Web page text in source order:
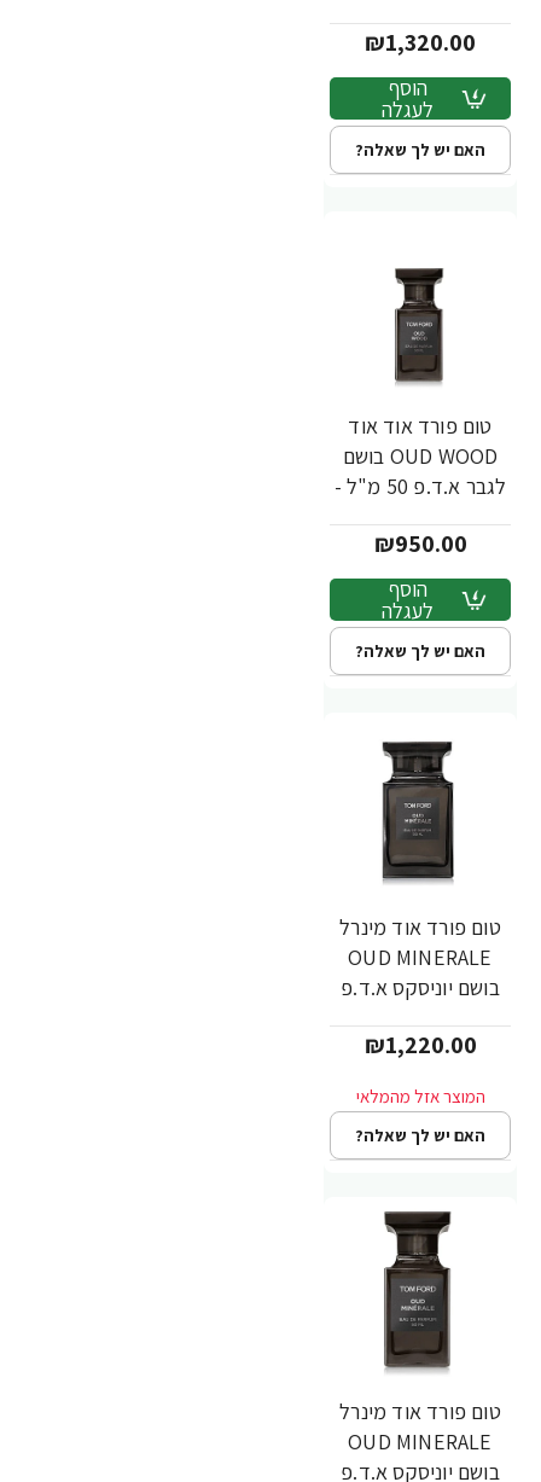
₪1,320.00
הוסף
לעגלה
האם יש לך שאלה?
טום פורד אוד אוד
OUD WOOD בושם
לגבר א.ד.פ 50 מ"ל -
₪950.00
הוסף
לעגלה
האם יש לך שאלה?
טום פורד אוד מינרל
OUD MINERALE
בושם יוניסקס א.ד.פ
TOM FORD
₪1,220.00
האם יש לך שאלה?
טום פורד אוד מינרל
OUD MINERALE
בושם יוניסקס א.ד.פ